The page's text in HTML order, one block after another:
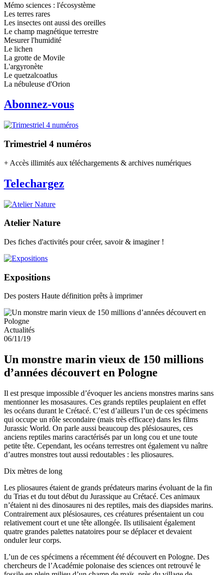
Mémo sciences : l'écosystème
Les terres rares
Les insectes ont aussi des oreilles
Le champ magnétique terrestre
Mesurer l'humidité
Le lichen
La grotte de Movile
L'argyronète
Le quetzalcoatlus
La nébuleuse d'Orion
Abonnez-vous
Trimestriel 4 numéros
+ Accès illimités aux téléchargements & archives numériques
Telechargez
Atelier Nature
Des fiches d'activités pour créer, savoir & imaginer !
Expositions
Des posters Haute définition prêts à imprimer
Actualités
06/11/19
Un monstre marin vieux de 150 millions
d’années découvert en Pologne
Il est presque impossible d’évoquer les anciens monstres marins sans
mentionner les mosasaures. Ces grands reptiles peuplaient en effet
les océans durant le Crétacé. C’est d’ailleurs l’un de ces spécimens
qui occupe un rôle secondaire (mais très efficace) dans les films
Jurassic World. On parle aussi beaucoup des plésiosaures, ces
anciens reptiles marins caractérisés par un long cou et une toute
petite tête. Cependant, les océans terrestres ont également vu naître
d’autres monstres tout aussi redoutables : les pliosaures.
Dix mètres de long
Les pliosaures étaient de grands prédateurs marins évoluant de la fin
du Trias et du tout début du Jurassique au Crétacé. Ces animaux
n’étaient ni des dinosaures ni des reptiles, mais des diapsides marins.
Contrairement aux plésiosaures, ces créatures présentaient un cou
relativement court et une tête allongée. Ils utilisaient également
quatre grandes palettes natatoires pour se déplacer et devaient
onduler leur corps.
L’un de ces spécimens a récemment été découvert en Pologne. Des
chercheurs de l’Académie polonaise des sciences ont retrouvé le